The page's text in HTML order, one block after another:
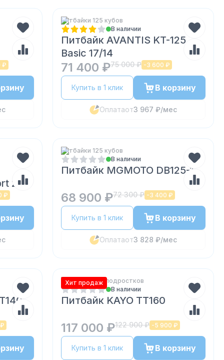
₽
Питбайки 125 кубов
В наличии
Питбайк AVANTIS KT-125
Basic 17/14
71 400 ₽75 000 ₽ -3 600 ₽
Купить в 1 клик В корзину
Оплатаот3 967 ₽/мес
250
₽
Питбайки 125 кубов
В наличии
Питбайк MGMOTO DB125-1
68 900 ₽72 300 ₽ -3 400 ₽
Купить в 1 клик В корзину
Оплатаот3 828 ₽/мес
Хит продаж
Питбайки для подростков
В наличии
Питбайк KAYO TT160
117 000 ₽122 900 ₽ -5 900 ₽
Купить в 1 клик В корзину